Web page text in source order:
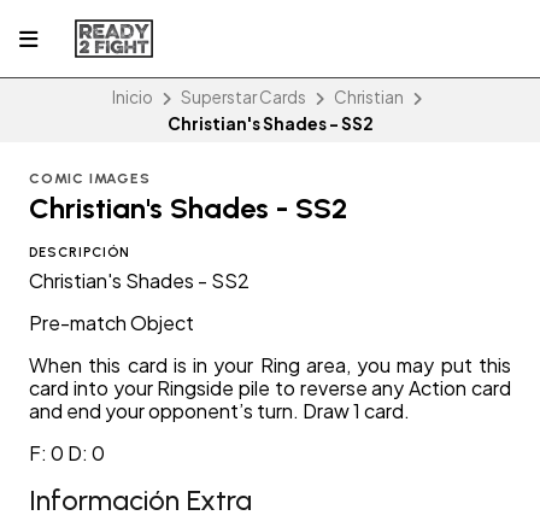
Inicio Superstar Cards
Christian
Christian's Shades - SS2
COMIC IMAGES
Christian's Shades - SS2
DESCRIPCIÓN
Christian's Shades - SS2
Pre-match Object
When this card is in your Ring area, you may put this
card into your Ringside pile to reverse any Action card
and end your opponent’s turn. Draw 1 card.
F: 0 D: 0
Información Extra